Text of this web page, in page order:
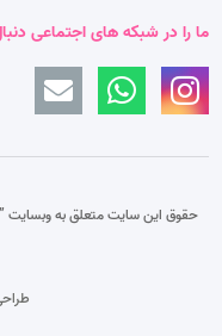
ما را در شبکه های اجتماعی
حقوق این سایت متعلق به وبسایت